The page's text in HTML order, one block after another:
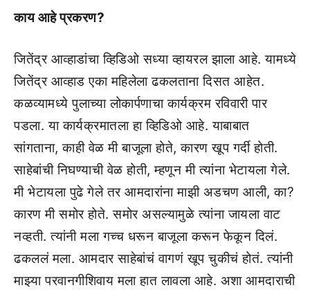
काय आहे प्रकरण?
जितेंद्र आव्हाडांचा व्हिडिओ सध्या व्हायरल झाला आहे. यामध्ये
जितेंद्र आव्हाड एका महिलेला ढकलताना दिसत आहेत.
कळव्यामध्ये पुलाच्या लोकार्पणाचा कार्यक्रम रविवारी पार
पडला. या कार्यक्रमातला हा व्हिडिओ आहे. याबाबात
सांगताना, काही वेळ मी बाजूला होते, कारण खूप गर्दी होती.
साहेबांची निघण्याची वेळ होती, म्हणून मी त्यांना भेटायला गेले.
मी भेटायला पुढे गेले तर आमदारांना माझी अडचण आली, का?
कारण मी समोर होते. समोर असल्यामुळे त्यांना जायला वाट
नव्हती. त्यांनी मला गच्च धरून बाजूला करून फेकून दिलं.
ढकललं मला. आमदार साहेबांचं वागणं खूप चुकीचं होतं. त्यांनी
माझ्या परवानगीशिवाय मला हात लावला आहे. अशा आमदाराची